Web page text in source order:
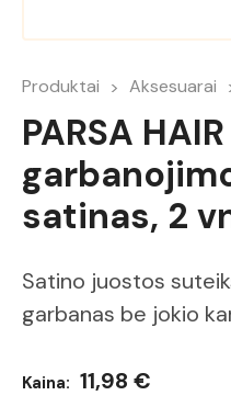
Produktai Aksesuarai
PARSA
satinas, 2
Satino juostos
garbanas be jokio
Kaina: 11,98 €